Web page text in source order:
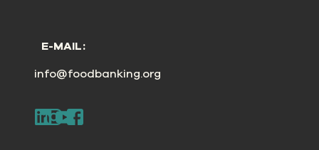
E-MAIL:
info@foodbanking.org